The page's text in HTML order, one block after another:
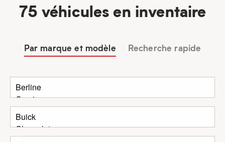
75 véhicules en inventaire
Par marque et modèle Recherche rapide